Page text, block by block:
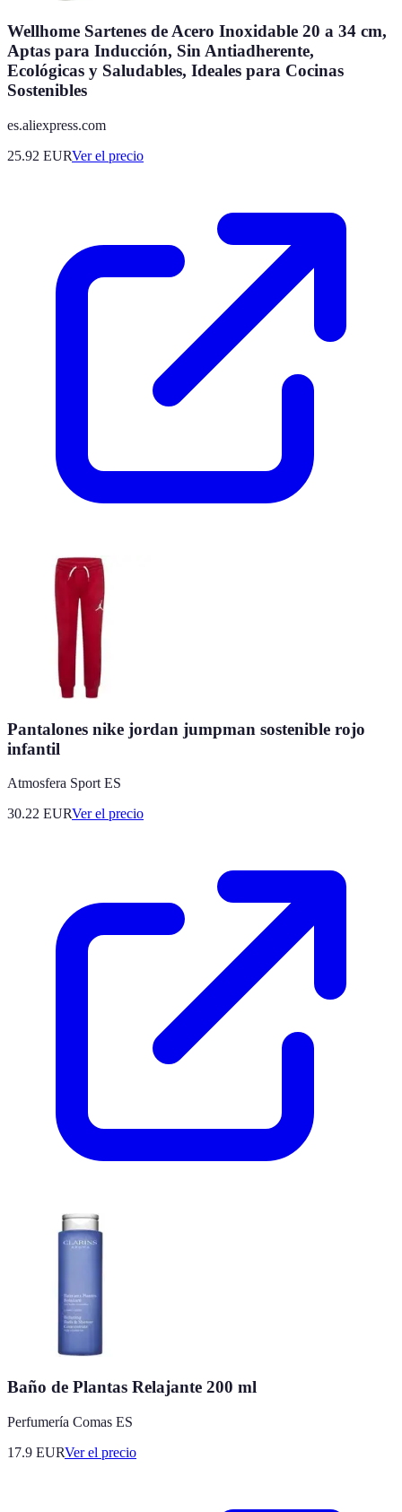
Wellhome Sartenes de Acero Inoxidable 20 a 34 cm,
Aptas para Inducción, Sin Antiadherente,
Ecológicas y Saludables, Ideales para Cocinas
Sostenibles
es.aliexpress.com
25.92 EURVer el precio
Pantalones nike jordan jumpman sostenible rojo
infantil
Atmosfera Sport ES
30.22 EURVer el precio
Baño de Plantas Relajante 200 ml
Perfumería Comas ES
17.9 EURVer el precio